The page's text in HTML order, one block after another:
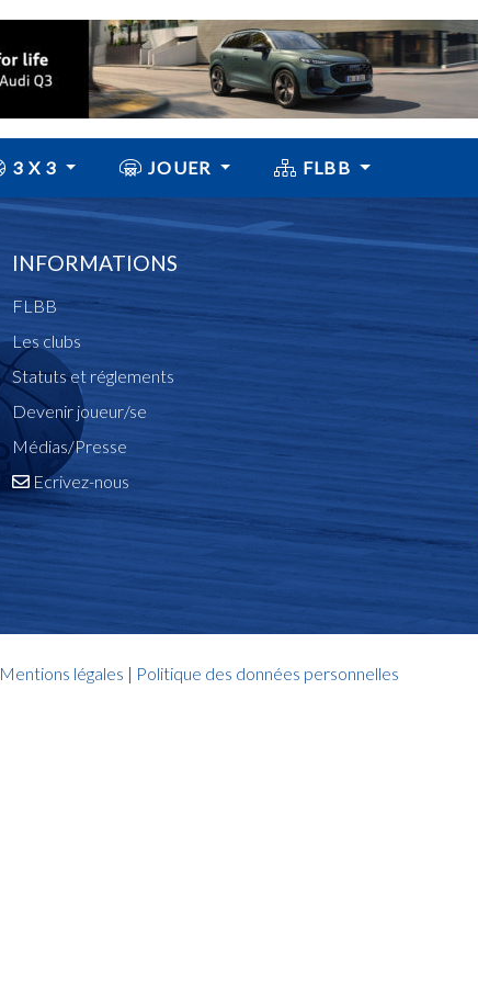
3 X 3 JOUER FLBB
INFORMATIONS
FLBB
Les clubs
Statuts et réglements
Devenir joueur/se
Médias/Presse
Ecrivez-nous
Mentions légales | Politique des données personnelles